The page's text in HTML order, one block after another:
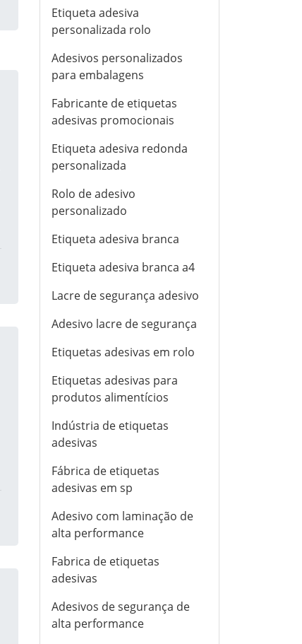
Etiqueta adesiva
personalizada rolo
Adesivos personalizados
para embalagens
Fabricante de etiquetas
adesivas promocionais
Etiqueta adesiva redonda
personalizada
Rolo de adesivo
personalizado
Etiqueta adesiva branca
Etiqueta adesiva branca a4
Lacre de segurança adesivo
Adesivo lacre de segurança
Etiquetas adesivas em rolo
Etiquetas adesivas para
produtos alimentícios
Indústria de etiquetas
adesivas
Fábrica de etiquetas
adesivas em sp
Adesivo com laminação de
alta performance
Fabrica de etiquetas
adesivas
Adesivos de segurança de
alta performance